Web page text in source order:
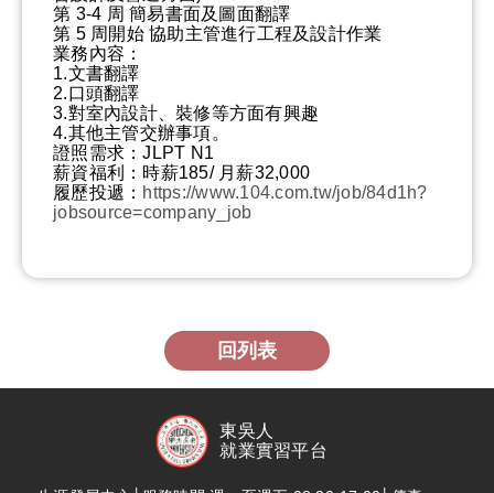
第 3-4 周 簡易書面及圖面翻譯
第 5 周開始 協助主管進行工程及設計作業
業務內容：
1.文書翻譯
2.口頭翻譯
3.對室內設計、裝修等方面有興趣
4.其他主管交辦事項。
證照需求：JLPT N1
薪資福利：時薪185/ 月薪32,000
履歷投遞： https://www.104.com.tw/job/84d1h?
jobsource=company_job
回列表
東吳人
就業實習平台